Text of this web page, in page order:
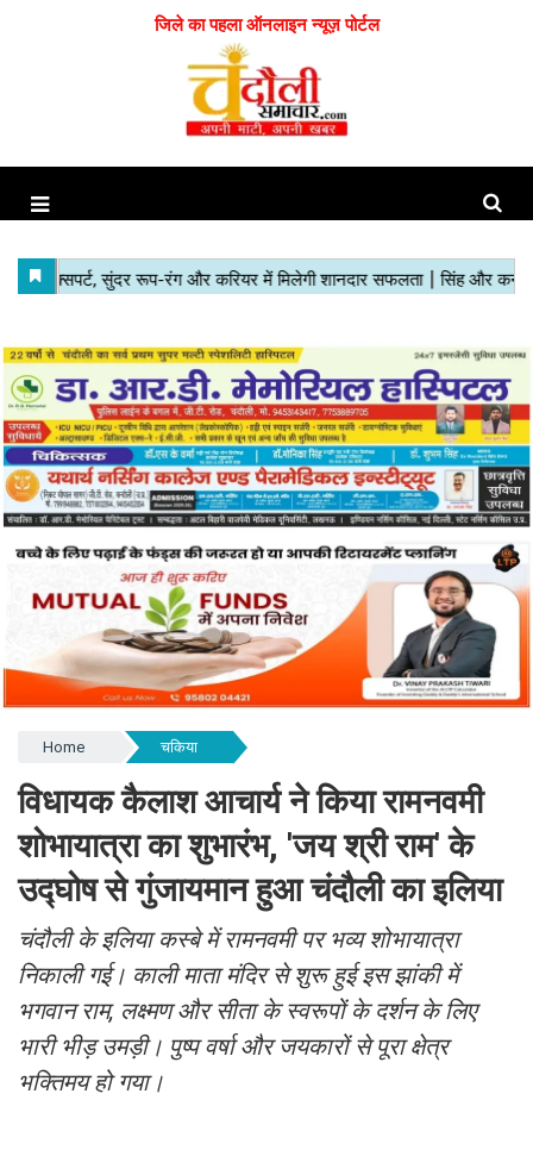
जिले का पहला ऑनलाइन न्यूज़ पोर्टल
Home चकिया
विधायक कैलाश आचार्य ने किया रामनवमी
शोभायात्रा का शुभारंभ, 'जय श्री राम' के
उद्घोष से गुंजायमान हुआ चंदौली का इलिया
चंदौली के इलिया कस्बे में रामनवमी पर भव्य शोभायात्रा
निकाली गई। काली माता मंदिर से शुरू हुई इस झांकी में
भगवान राम, लक्ष्मण और सीता के स्वरूपों के दर्शन के लिए
भारी भीड़ उमड़ी। पुष्प वर्षा और जयकारों से पूरा क्षेत्र
भक्तिमय हो गया।